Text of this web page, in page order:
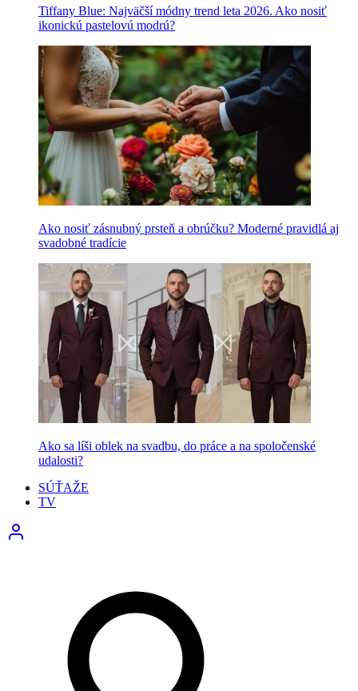
Tiffany Blue: Najväčší módny trend leta 2026. Ako nosiť
ikonickú pastelovú modrú?
Ako nosiť zásnubný prsteň a obrúčku? Moderné pravidlá aj
svadobné tradície
Ako sa líši oblek na svadbu, do práce a na spoločenské
udalosti?
SÚŤAŽE
TV